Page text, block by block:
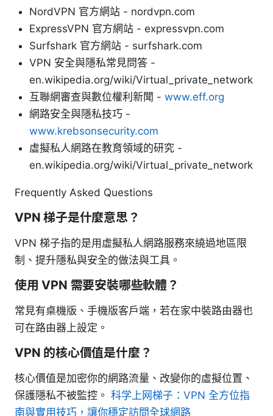
NordVPN 官方網站 - nordvpn.com
ExpressVPN 官方網站 - expressvpn.com
Surfshark 官方網站 - surfshark.com
VPN 安全與隱私常見問答 -
en.wikipedia.org/wiki/Virtual_private_network
互聯網審查與數位權利新聞 - www.eff.org
網路安全與隱私技巧 -
www.krebsonsecurity.com
虛擬私人網路在教育領域的研究 -
en.wikipedia.org/wiki/Virtual_private_network
Frequently Asked Questions
VPN 梯子是什麼意思？
VPN 梯子指的是用虛擬私人網路服務來繞過地區限
制、提升隱私與安全的做法與工具。
使用 VPN 需要安裝哪些軟體？
常見有桌機版、手機版客戶端，若在家中裝路由器也
可在路由器上設定。
VPN 的核心價值是什麼？
核心價值是加密你的網路流量、改變你的虛擬位置、
保護隱私不被監控。 科学上网梯子：VPN 全方位指
南與實用技巧，讓你穩定訪問全球網路